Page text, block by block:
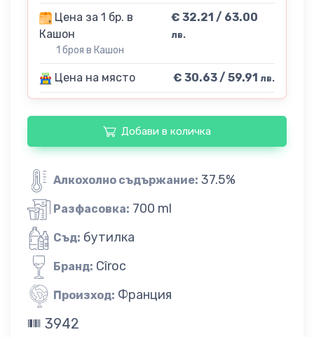
Цена за 1 бр. в
Кашон
1 броя в Кашон
€ 32.21 / 63.00
лв.
Цена на място € 30.63 / 59.91 лв.
Добави в количка
Алкохолно съдържание: 37.5%
Разфасовка: 700 ml
Съд: бутилка
Бранд: Cîroc
Произход: Франция
3942